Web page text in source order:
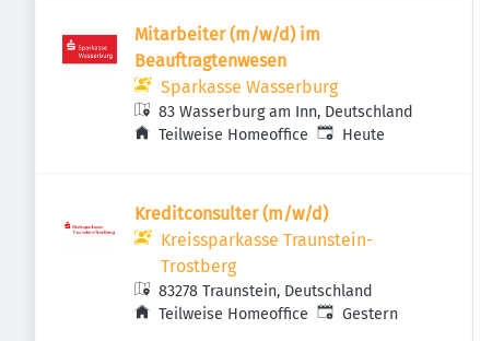
Mitarbeiter (m/w/d) im
Beauftragtenwesen
Sparkasse Wasserburg
83 Wasserburg am Inn, Deutschland
Teilweise Homeoffice Veröffentlicht
Heute
Kreditconsulter (m/w/d)
Kreissparkasse Traunstein-
Trostberg
83278 Traunstein, Deutschland
Teilweise Homeoffice Veröffentlicht
Gestern